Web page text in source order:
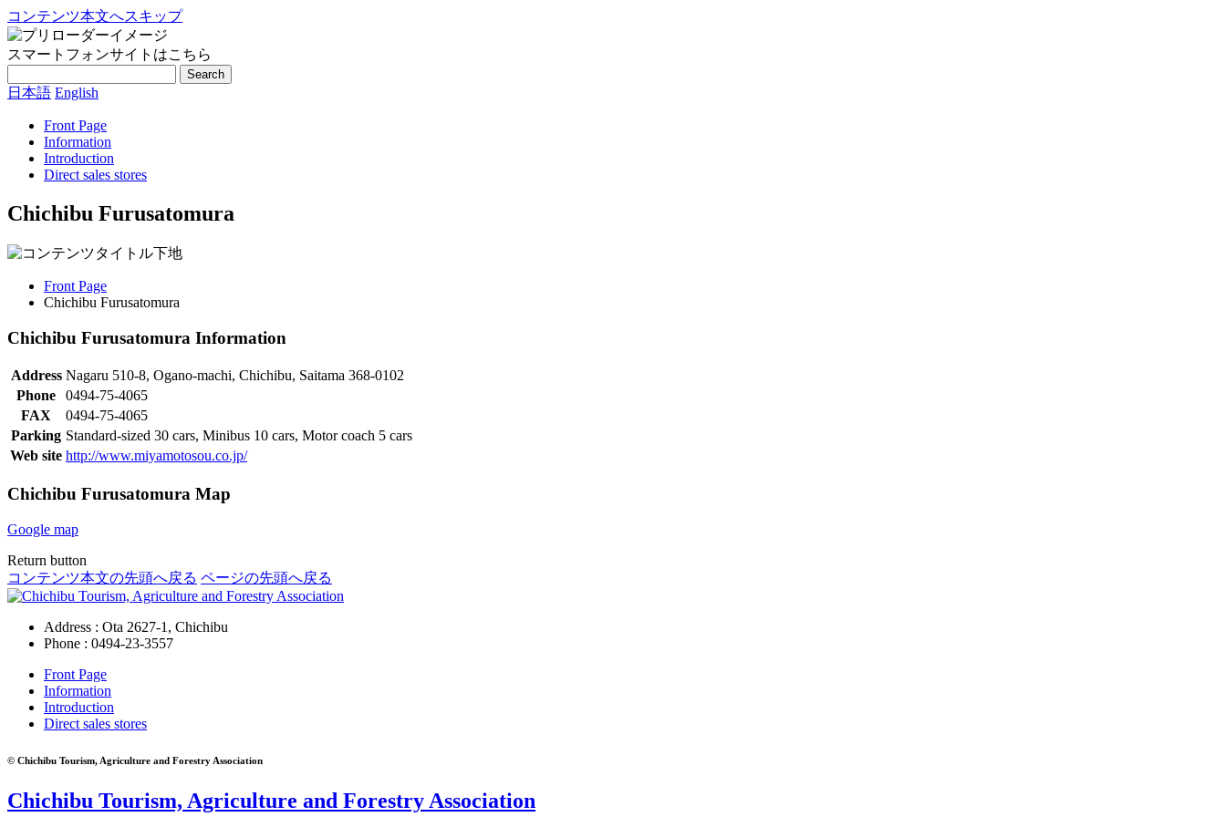
コンテンツ本文へスキップ
スマートフォンサイトはこちら
Search
日本語 English
Front Page
Information
Introduction
Direct sales stores
Chichibu Furusatomura
Front Page
Chichibu Furusatomura
Chichibu Furusatomura Information
Address Nagaru 510-8, Ogano-machi, Chichibu, Saitama 368-0102
Phone
0494-75-4065
FAX
0494-75-4065
Parking Standard-sized 30 cars, Minibus 10 cars, Motor coach 5 cars
Web site http://www.miyamotosou.co.jp/
Chichibu Furusatomura Map
Google map
Return button
コンテンツ本文の先頭へ戻る ページの先頭へ戻る
Address : Ota 2627-1, Chichibu
Phone : 0494-23-3557
Front Page
Information
Introduction
Direct sales stores
© Chichibu Tourism, Agriculture and Forestry Association
Chichibu Tourism, Agriculture and Forestry Association